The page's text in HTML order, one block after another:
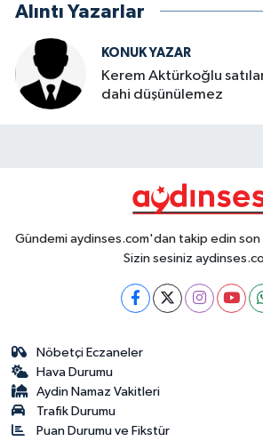
Alıntı Yazarlar
KONUK YAZAR
Kerem Aktürkoğlu
dahi düşünülemez
Gündemi aydinses.com'dan takip edin son
Sizin sesiniz
Nöbetçi Eczaneler
Hava Durumu
Aydin Namaz Vakitleri
Trafik Durumu
Puan Durumu ve Fikstür